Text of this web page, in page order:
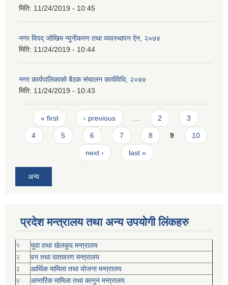
मिति: 11/24/2019 - 10:45
नगर विपद् जोखिम न्यूनीकरण तथा व्यवस्थापन ऐन, २०७४
मिति: 11/24/2019 - 10:44
नगर कार्यपालिकाको बैठक संचालन कार्यविधि, २०७४
मिति: 11/24/2019 - 10:43
Pages
« first ‹ previous … 2 3
4 5 6 7 8 9 10
next › last »
अन्य
प्रदेश मन्त्रालय तथा अन्य उपयोगी लिंकहरु
१
युवा तथा खेलकुद मन्त्रालय
२
वन तथा वातावरण मन्त्रालय
३
आर्थिक मामिला तथा योजना मन्त्रालय
४
आन्तरिक मामिला तथा कानुन मन्त्रालय